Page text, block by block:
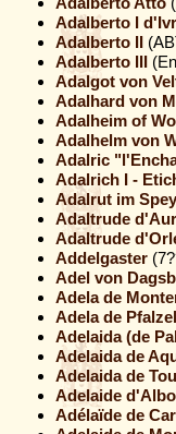
Adalberto I
Adalberto II
Adalberto III
Adalgot von
Adalhard von
Adalheim of
Adalhelm von
Adalric
Adalrich I -
Adalrut im
Adaltrude
Adaltrude
Addelgaster
Adel von
Adela de
Adela de Pfalzel
Adelaida (de
Adelaida de
Adelaida de
Adelaide
Adélaïde de